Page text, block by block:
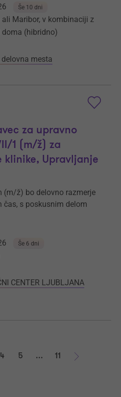
Še 10 dni
Maribor, v kombinaciji z
doma (hibridno)
mesta
za upravno
1 (m/ž) za
klinike, Upravljanje
(m/ž) bo delovno razmerje
čas, s poskusnim delom
Še 6 dni
CENTER LJUBLJANA
4 5 ...
11